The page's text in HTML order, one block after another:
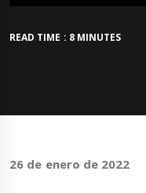
READ TIME : 8 MINUTES
26 de enero de 2022